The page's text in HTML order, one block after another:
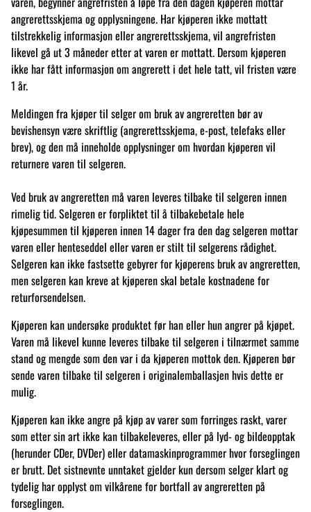
angrerettsskjema og opplysningene. Har kjøperen ikke mottatt
tilstrekkelig informasjon eller angrerettsskjema, vil angrefristen
likevel gå ut 3 måneder etter at varen er mottatt. Dersom kjøperen
ikke har fått informasjon om angrerett i det hele tatt, vil fristen være
1 år.
Meldingen fra kjøper til selger om bruk av angreretten bør av
bevishensyn være skriftlig (angrerettsskjema, e-post, telefaks eller
brev), og den må inneholde opplysninger om hvordan kjøperen vil
returnere varen til selgeren.
Ved bruk av angreretten må varen leveres tilbake til selgeren innen
rimelig tid. Selgeren er forpliktet til å tilbakebetale hele
kjøpesummen til kjøperen innen 14 dager fra den dag selgeren mottar
varen eller henteseddel eller varen er stilt til selgerens rådighet.
Selgeren kan ikke fastsette gebyrer for kjøperens bruk av angreretten,
men selgeren kan kreve at kjøperen skal betale kostnadene for
returforsendelsen.
Kjøperen kan undersøke produktet før han eller hun angrer på kjøpet.
Varen må likevel kunne leveres tilbake til selgeren i tilnærmet samme
stand og mengde som den var i da kjøperen mottok den. Kjøperen bør
sende varen tilbake til selgeren i originalemballasjen hvis dette er
mulig.
Kjøperen kan ikke angre på kjøp av varer som forringes raskt, varer
som etter sin art ikke kan tilbakeleveres, eller på lyd- og bildeopptak
(herunder CDer, DVDer) eller datamaskinprogrammer hvor forseglingen
er brutt. Det sistnevnte unntaket gjelder kun dersom selger klart og
tydelig har opplyst om vilkårene for bortfall av angreretten på
forseglingen.